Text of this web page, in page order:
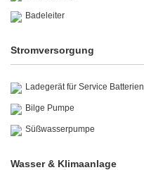
Badeleiter
Stromversorgung
Ladegerät für Service Batterien
Bilge Pumpe
Süßwasserpumpe
Wasser & Klimaanlage